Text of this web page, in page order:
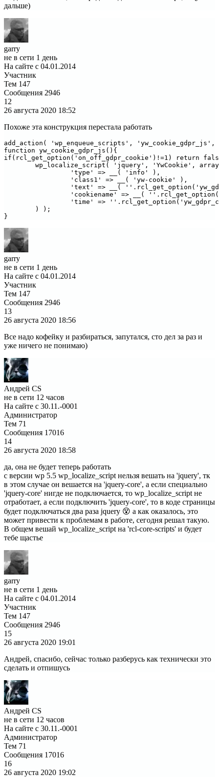
дальше)
garry
не в сети 1 день
На сайте с 04.01.2014
Участник
Тем 147
Сообщения 2946
12
26 августа 2020 18:52
Похоже эта конструкция перестала работать
add_action( 'wp_enqueue_scripts',
function yw_cookie_gdpr_js(){
if(rcl_get_option('on_off_gdpr_cookie')!=1) return
}
garry
не в сети 1 день
На сайте с 04.01.2014
Участник
Тем 147
Сообщения 2946
13
26 августа 2020 18:56
Все надо кофейку и разбираться, запутался, сто дел за раз и
уже ничего не понимаю)
Андрей CS
не в сети 12 часов
На сайте с 30.11.-0001
Администратор
Тем 71
Сообщения 17016
14
26 августа 2020 18:58
да, она не будет теперь работать
с версии wp 5.5 wp_localize_script нельзя вешать на 'jquery', тк
в этом случае он вешается на 'jquery-core', а если специально
'jquery-core' нигде не подключается, то wp_localize_script не
отработает, а если подключить 'jquery-core', то в коде страницы
будет подключаться два раза jquery 😵 а как оказалось, это
может привести к проблемам в работе, сегодня решал такую.
В общем вешай wp_localize_script на 'rcl-core-scripts' и будет
тебе щастье
garry
не в сети 1 день
На сайте с 04.01.2014
Участник
Тем 147
Сообщения 2946
15
26 августа 2020 19:01
Андрей, спасибо, сейчас только разберусь как технически это
сделать и отпишусь
Андрей CS
не в сети 12 часов
На сайте с 30.11.-0001
Администратор
Тем 71
Сообщения 17016
16
26 августа 2020 19:02